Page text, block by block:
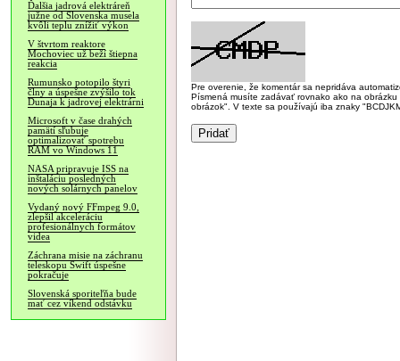
Ďalšia jadrová elektráreň
južne od Slovenska musela
kvôli teplu znížiť výkon
V štvrtom reaktore
Mochoviec už beží štiepna
reakcia
Rumunsko potopilo štyri
člny a úspešne zvýšilo tok
Dunaja k jadrovej elektrárni
Microsoft v čase drahých
pamätí sľubuje
optimalizovať spotrebu
RAM vo Windows 11
NASA pripravuje ISS na
inštaláciu posledných
nových solárnych panelov
Vydaný nový FFmpeg 9.0,
zlepšil akceleráciu
profesionálnych formátov
videa
Záchrana misie na záchranu
teleskopu Swift úspešne
pokračuje
Slovenská sporiteľňa bude
mať cez víkend odstávku
Pre overenie, že komentár sa nepridáva
Písmená musíte zadávať rovnako ako na
obrázok". V texte sa používajú iba znaky